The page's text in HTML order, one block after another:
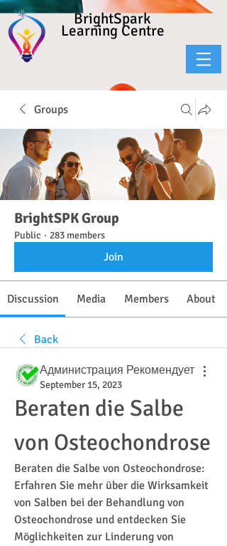
BrightSpark
Learning Centre
Groups
BrightSPK Group
Public · 283 members
Join
Discussion Media Members About
Back
Администрация Рекомендует
September 15, 2023
Beraten die Salbe
von Osteochondrose
Beraten die Salbe von Osteochondrose:
Erfahren Sie mehr über die Wirksamkeit
von Salben bei der Behandlung von
Osteochondrose und entdecken Sie
Möglichkeiten zur Linderung von